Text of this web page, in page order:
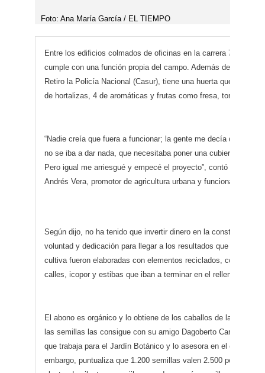
Foto: Ana María García / EL TIEMPO
El mayor de la Policía Félix Andrés Vera inició la huerta con cavas de icopor, llantas y botellas plásticas que iban a terminar en el
Entre los edificios colmados de oficinas en la carrera 7.ª con
cumple con una función propia del campo. Además de ser la
Retiro la Policía Nacional (Casur), tiene una huerta que
de hortalizas, 4 de aromáticas y frutas como fresa, tomate de
“Nadie creía que fuera a funcionar; la gente me decía que con
no se iba a dar nada, que necesitaba poner una cubierta y que
Pero igual me arriesgué y empecé el proyecto”, contó el mayor
Andrés Vera, promotor de agricultura urbana y funcionario en
Según dijo, no ha tenido que invertir dinero en la construcción
voluntad y dedicación para llegar a los resultados que tiene.
cultiva fueron elaboradas con elementos reciclados, como
calles, icopor y estibas que iban a terminar en el relleno
El abono es orgánico y lo obtiene de los caballos de la Escuela
las semillas las consigue con su amigo Dagoberto Carretero,
que trabaja para el Jardín Botánico y lo asesora en el cuidado
embargo, puntualiza que 1.200 semillas valen 2.500 pesos.